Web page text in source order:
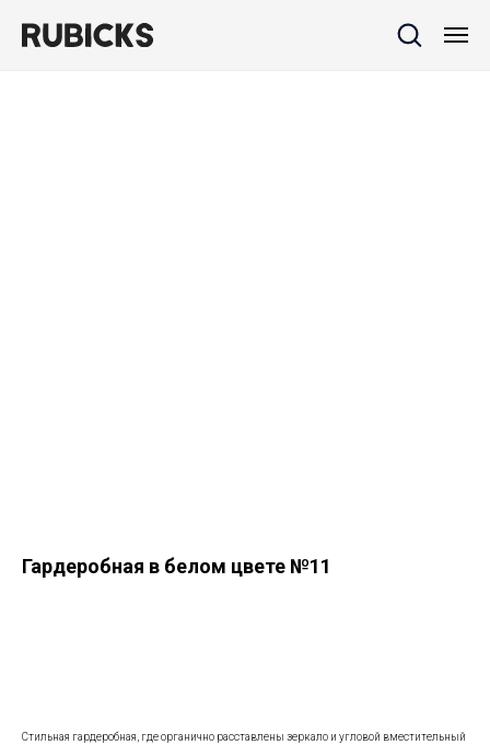
Гардеробная в белом цвете №11
Стильная гардеробная, где органично расставлены зеркало и угловой вместительный